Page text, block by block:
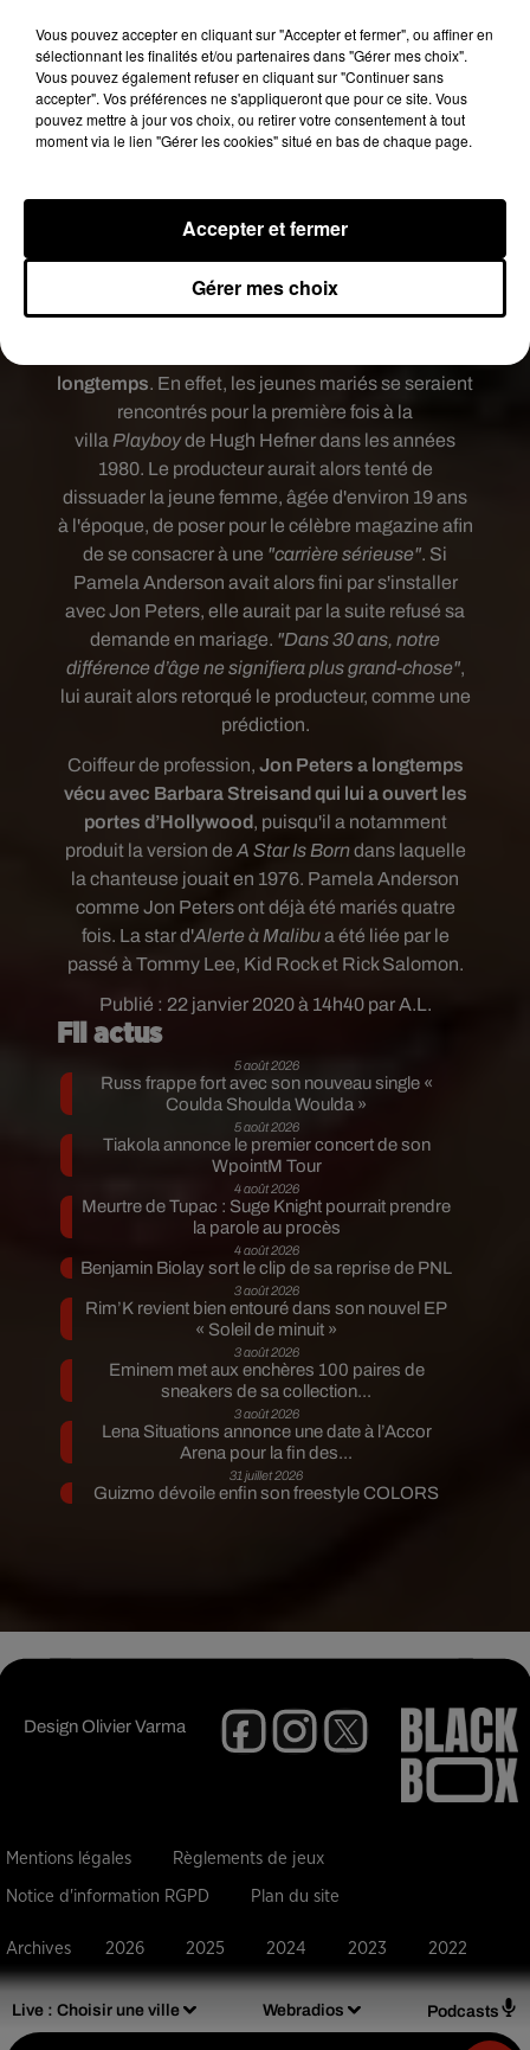
Live : Choisir une ville Webradios Podcasts
Publié : 22 janvier 2020 à 14h40 par A.L.
For full video, visit our YouTube Channel & don't
forget to Subscribe �S �x0 Global Facts
and News #pamela #pamelaanderson
#weddingofpamelaandjustin #jonpeters #jon
Une amitié de longue date
longtemps. En effet, les jeunes mariés se seraient
rencontrés pour la première fois à la
villa Playboyde Hugh Hefner dans les années
1980. Le producteur aurait alors tenté de
dissuader la jeune femme, âgée d'environ 19 ans
à l'époque, de poser pour le célèbre magazine afin
de se consacrer à une "carrière sérieuse". Si
Pamela Anderson avait alors fini par s'installer
avec Jon Peters, elle aurait par la suite refusé sa
demande en mariage. "Dans 30 ans, notre
différence d’âge ne signifiera plus grand-chose",
lui aurait alors retorqué le producteur, comme une
prédiction.
Coiffeur de profession, Jon Peters a longtemps
vécu avec Barbara Streisand qui lui a ouvert les
portes d’Hollywood, puisqu'il a notamment
produit la version de A Star Is Borndans laquelle
la chanteuse jouait en 1976. Pamela Anderson
comme Jon Peters ont déjà été mariés quatre
fois. La star d'Alerte à Malibua été liée par le
passé à Tommy Lee, Kid Rock et Rick Salomon.
Fil actus
5 août 2026
Russ frappe fort avec son nouveau single «
Coulda Shoulda Woulda »
5 août 2026
Tiakola annonce le premier concert de son
WpointM Tour
4 août 2026
Meurtre de Tupac : Suge Knight pourrait prendre
la parole au procès
4 août 2026
Benjamin Biolay sort le clip de sa reprise de PNL
3 août 2026
Rim’K revient bien entouré dans son nouvel EP
« Soleil de minuit »
3 août 2026
Eminem met aux enchères 100 paires de
sneakers de sa collection...
3 août 2026
Lena Situations annonce une date à l’Accor
Arena pour la fin des...
31 juillet 2026
Guizmo dévoile enfin son freestyle COLORS
DesignOlivier Varma
Mentions légales Règlements de jeux
Notice d'information RGPD Plan du site
Archives 2026 2025 2024 2023 2022
Vous pouvez accepter en cliquant sur "Accepter et fermer", ou affiner en
sélectionnant les finalités et/ou partenaires dans "Gérer mes choix".
Vous pouvez également refuser en cliquant sur "Continuer sans
accepter". Vos préférences ne s'appliqueront que pour ce site. Vous
pouvez mettre à jour vos choix, ou retirer votre consentement à tout
moment via le lien "Gérer les cookies" situé en bas de chaque page.
Gérer mes choix
Accepter et fermer